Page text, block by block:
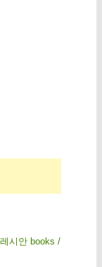
시안 books /